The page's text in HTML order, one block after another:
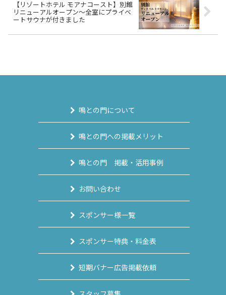
【リゾートホテル モアナコースト】別館
リニューアルオープン～全室にプライベ
ートサウナが付きました
鳴との門について
鳴との門への掲載メリット
鳴との門 掲載・活用事例
お問い合わせ
スポンサー様一覧
スポンサー特典・料金表
短期バナー広告掲載依頼